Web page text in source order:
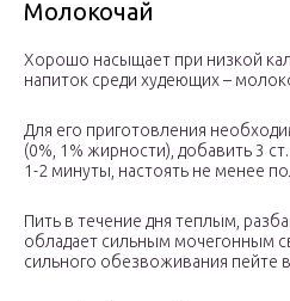
Молокочай
Хорошо насыщает при низкой
напиток среди худеющих –
Для его приготовления
(0%, 1% жирности), добавить 3
1-2 минуты, настоять не менее
Пить в течение дня теплым,
обладает сильным мочегонным
сильного обезвоживания пейте